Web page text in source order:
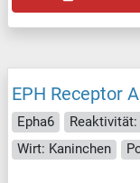
EPH Receptor
Epha6
Wirt: Kaninchen